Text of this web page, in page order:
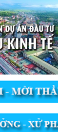
danh mục thủ
bộ giải quyết
phân
quyết của Ban
quy trình nội
nghiệp, khu
lý Khu kinh tế